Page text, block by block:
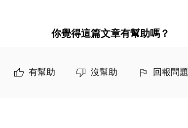
你覺得這篇文章有幫助嗎？
有幫助 沒幫助 回報問題